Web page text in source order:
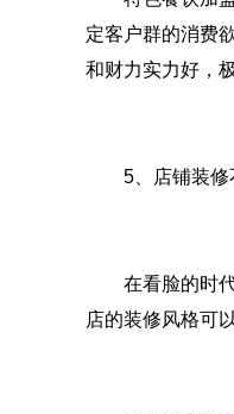
定客户群的消费
和财力实力好，
5、店铺装修
在看脸的时代
店的装修风格可